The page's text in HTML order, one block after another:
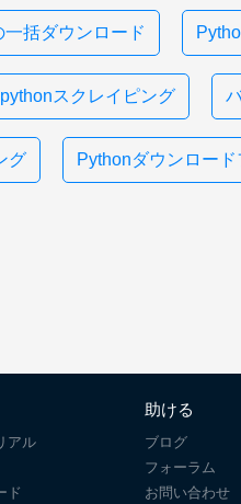
一括ダウンロード
pythonスクレイピング
グ Pythonダウンロー
アル
ド
助ける
ブログ
フォーラム
お問い合わせ